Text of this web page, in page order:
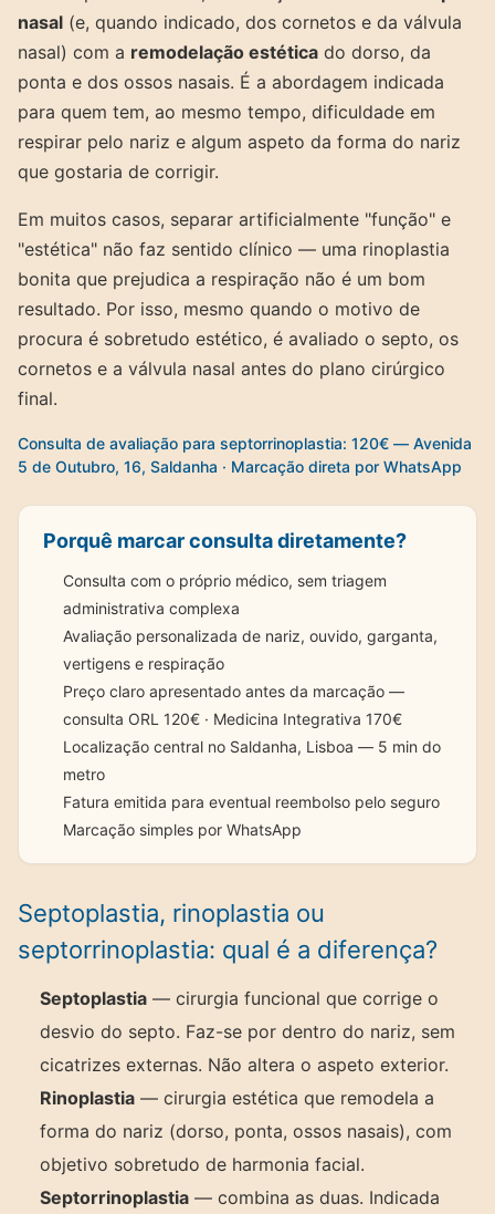
nasal (e, quando indicado, dos cornetos e da válvula
nasal) com a remodelação estética do dorso, da
ponta e dos ossos nasais. É a abordagem indicada
para quem tem, ao mesmo tempo, dificuldade em
respirar pelo nariz e algum aspeto da forma do nariz
que gostaria de corrigir.
Em muitos casos, separar artificialmente "função" e
"estética" não faz sentido clínico — uma rinoplastia
bonita que prejudica a respiração não é um bom
resultado. Por isso, mesmo quando o motivo de
procura é sobretudo estético, é avaliado o septo, os
cornetos e a válvula nasal antes do plano cirúrgico
final.
Consulta de avaliação para septorrinoplastia: 120€ — Avenida
5 de Outubro, 16, Saldanha · Marcação direta por WhatsApp
Porquê marcar consulta diretamente?
Consulta com o próprio médico, sem triagem
administrativa complexa
Avaliação personalizada de nariz, ouvido, garganta,
vertigens e respiração
Preço claro apresentado antes da marcação —
consulta ORL 120€ · Medicina Integrativa 170€
Localização central no Saldanha, Lisboa — 5 min do
metro
Fatura emitida para eventual reembolso pelo seguro
Marcação simples por WhatsApp
Septoplastia, rinoplastia ou
septorrinoplastia: qual é a diferença?
Septoplastia — cirurgia funcional que corrige o
desvio do septo. Faz-se por dentro do nariz, sem
cicatrizes externas. Não altera o aspeto exterior.
Rinoplastia — cirurgia estética que remodela a
forma do nariz (dorso, ponta, ossos nasais), com
objetivo sobretudo de harmonia facial.
Septorrinoplastia — combina as duas. Indicada